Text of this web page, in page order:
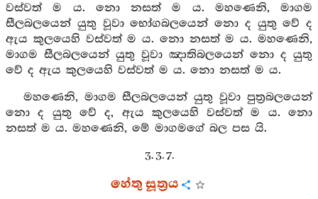
වස්වත් ම ය. නො නසත් ම ය. මහණෙනි, මාගම
සීලබලයෙන් යුතු වූවා භෝගබලයෙන් නො ද යුතු වේ ද
ඇය කුලයෙහි වස්වත් ම ය. නො නසත් ම ය. මහණෙනි,
මාගම සීලබලයෙන් යුතු වූවා ඤාතිබලයෙන් නො ද යුතු
වේ ද ඇය කුලයෙහි වස්වත් ම ය. නො නසත් ම ය.
මහණෙනි, මාගම සීලබලයෙන් යුතු වූවා පුත්‍රබලයෙන්
නො ද යුතු වේ ද, ඇය කුලයෙහි වස්වත් ම ය. නො
නසත් ම ය. මහණෙනි, මේ මාගමගේ බල පස යි.
3. 3. 7.
හේතු සූත්‍රය